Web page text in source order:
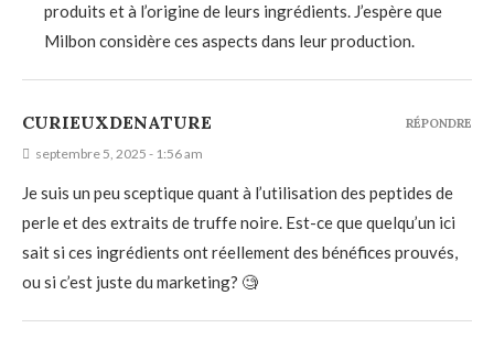
produits et à l’origine de leurs ingrédients. J’espère que
Milbon considère ces aspects dans leur production.
CURIEUXDENATURE
septembre 5, 2025 - 1:56 am
Je suis un peu sceptique quant à l’utilisation des peptides de
perle et des extraits de truffe noire. Est-ce que quelqu’un ici
sait si ces ingrédients ont réellement des bénéfices prouvés,
ou si c’est juste du marketing? 🧐
RÉPONDRE